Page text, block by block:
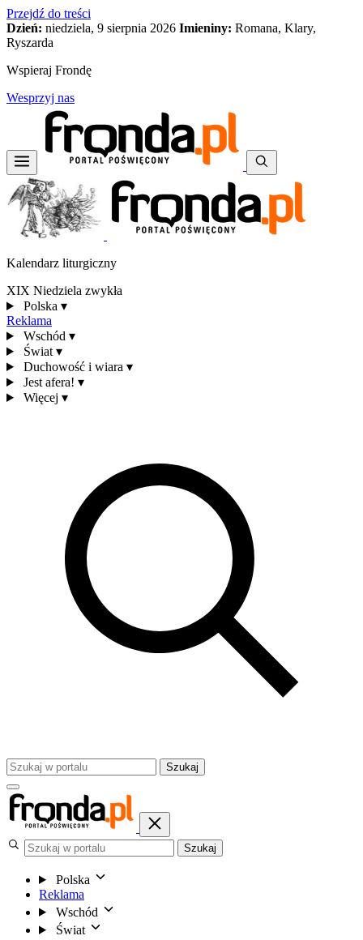
Przejdź do treści
Dzień: niedziela, 9 sierpnia 2026 Imieniny: Romana, Klary,
Ryszarda
Wspieraj Frondę
Wesprzyj nas
Kalendarz liturgiczny
XIX Niedziela zwykła
Polska ▾
Reklama
Wschód ▾
Świat ▾
Duchowość i wiara ▾
Jest afera! ▾
Więcej ▾
Szukaj
Szukaj
Polska
Reklama
Wschód
Świat